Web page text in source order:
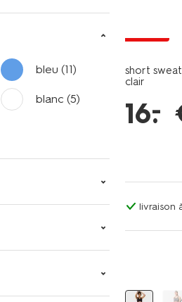
bleu(11)
blanc(5)
short
clair
16.
–
livraison